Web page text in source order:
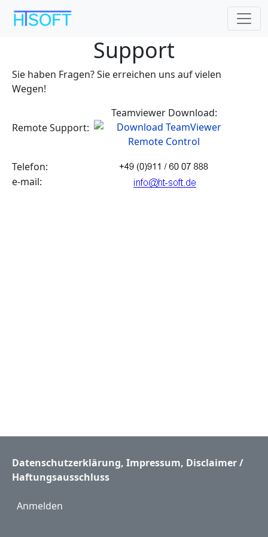
Support
Sie haben Fragen? Sie erreichen uns auf vielen
Wegen!
Remote Support:
Teamviewer Download:
Telefon:
e-mail:
Datenschutzerklärung, Impressum, Disclaimer /
Haftungsausschluss
User account menu
Anmelden